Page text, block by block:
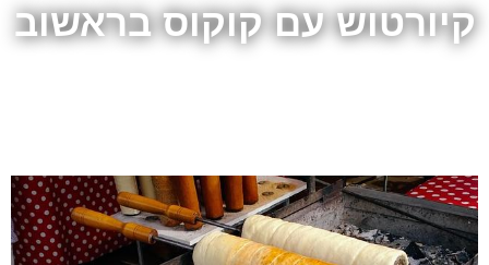
קיורטוש עם קוקוס בראשוב